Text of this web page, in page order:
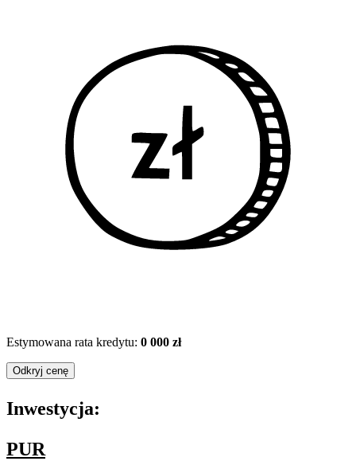
Estymowana rata kredytu: 0 000 zł
Odkryj cenę
Inwestycja:
PUR